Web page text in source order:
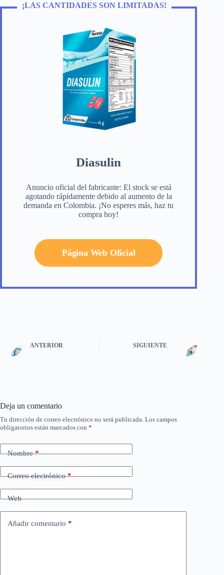
¡LAS CANTIDADES SON LIMITADAS!
Diasulin
Anuncio oficial del fabricante: El stock se está
agotando rápidamente debido al aumento de la
demanda en Colombia. ¡No esperes más, haz tu
compra hoy!
Página Web Oficial
ANTERIOR SIGUIENTE
Deja un comentario
Tu dirección de correo electrónico no será publicada. Los campos
obligatorios están marcados con *
Nombre*
Correo electrónico*
Web
Añadir comentario *